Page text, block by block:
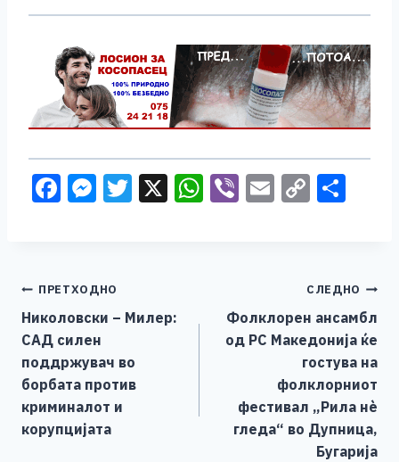
F
b
o
o
k
M
n
g
er
T X W Vi E C
Li
n
k
Навигација
на
напис
ПРЕТХОДНО
Николовски – Милер:
САД силен
поддржувач во
борбата против
криминалот и
корупцијата
СЛЕДНО
Фолклорен ансамбл
од РС Македонија ќе
гостува на
фолклорниот
фестивал „Рила нѐ
гледа“ во Дупница,
Бугарија